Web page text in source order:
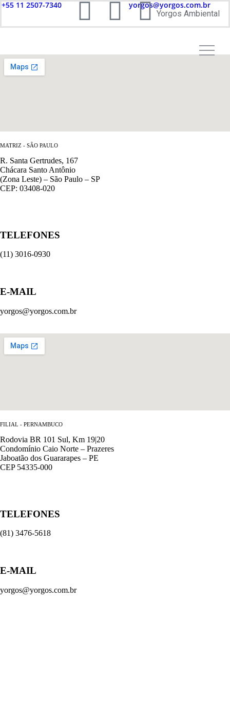
+55 11 2507-7340 yorgos@yorgos.com.br
MATRIZ - SÃO PAULO
R. Santa Gertrudes, 167
Chácara Santo Antônio
(Zona Leste) – São Paulo – SP
CEP: 03408-020
TELEFONES
(11) 3016-0930
E-MAIL
yorgos@yorgos.com.br
FILIAL - PERNAMBUCO
Rodovia BR 101 Sul, Km 19|20
Condomínio Caio Norte – Prazeres
Jaboatão dos Guararapes – PE
CEP 54335-000
TELEFONES
(81) 3476-5618
E-MAIL
yorgos@yorgos.com.br
Yorgos Ambiental